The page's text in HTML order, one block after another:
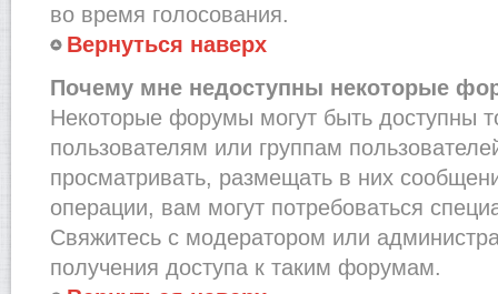
во время голосования.
Вернуться наверх
Почему мне недоступны некоторые
Некоторые форумы могут быть доступны
пользователям или группам
просматривать, размещать в них
операции, вам могут потребоваться
Свяжитесь с модератором или
получения доступа к таким форумам.